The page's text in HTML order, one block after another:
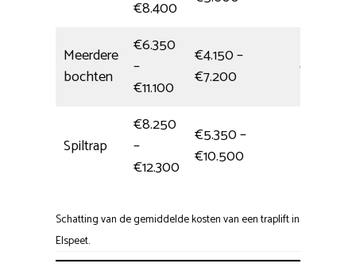
€8.400
Meerdere
bochten
€6.350
–
€11.100
€4.150 –
€7.200
6,5 uur
Spiltrap
€8.250
–
€12.300
€5.350 –
€10.500
Schatting van de gemiddelde kosten van een traplift in
Elspeet.